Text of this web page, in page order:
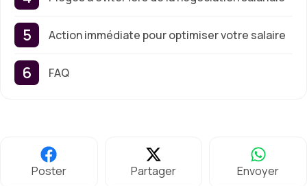
Action immédiate pour optimiser votre salaire
FAQ
Poster Partager Envoyer